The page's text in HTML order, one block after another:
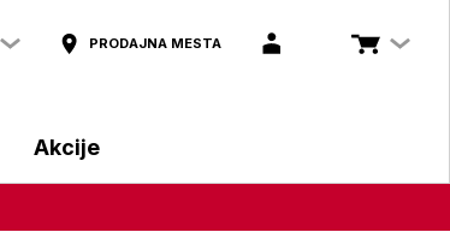
PRODAJNA MESTA
Akcije